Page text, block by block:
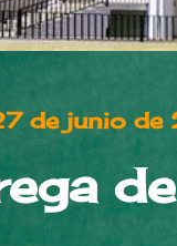
de junio